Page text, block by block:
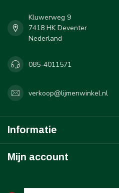
Kluwerweg 9
7418 HK Deventer
Nederland
085-4011571
verkoop@lijmenwinkel.nl
Informatie
Mijn account